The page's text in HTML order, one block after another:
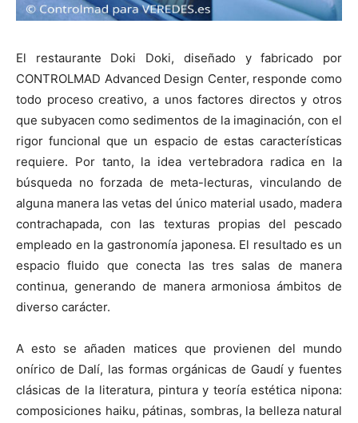
El restaurante Doki Doki, diseñado y fabricado por
CONTROLMAD Advanced Design Center, responde como
todo proceso creativo, a unos factores directos y otros
que subyacen como sedimentos de la imaginación, con el
rigor funcional que un espacio de estas características
requiere. Por tanto, la idea vertebradora radica en la
búsqueda no forzada de meta-lecturas, vinculando de
alguna manera las vetas del único material usado, madera
contrachapada, con las texturas propias del pescado
empleado en la gastronomía japonesa. El resultado es un
espacio fluido que conecta las tres salas de manera
continua, generando de manera armoniosa ámbitos de
diverso carácter.
A esto se añaden matices que provienen del mundo
onírico de Dalí, las formas orgánicas de Gaudí y fuentes
clásicas de la literatura, pintura y teoría estética nipona:
composiciones haiku, pátinas, sombras, la belleza natural